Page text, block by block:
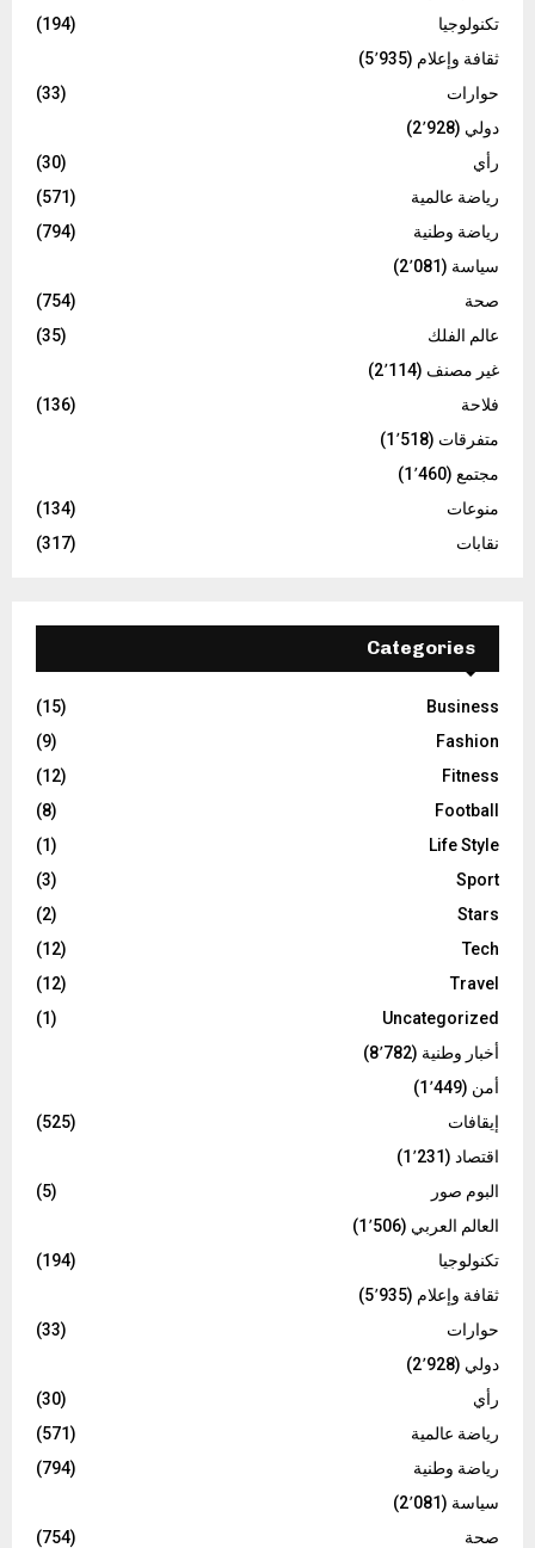
تكنولوجيا
(194)
ثقافة وإعلام (5٬935)
حوارات
(33)
دولي (2٬928)
رأي
(30)
رياضة عالمية
(571)
رياضة وطنية
(794)
سياسة (2٬081)
صحة
(754)
عالم الفلك
(35)
غير مصنف (2٬114)
فلاحة
(136)
متفرقات (1٬518)
مجتمع (1٬460)
منوعات
(134)
نقابات
(317)
Categories
Business
(15)
Fashion
(9)
Fitness
(12)
Football
(8)
Life Style
(1)
Sport
(3)
Stars
(2)
Tech
(12)
Travel
(12)
Uncategorized
(1)
أخبار وطنية (8٬782)
أمن (1٬449)
إيقافات
(525)
اقتصاد (1٬231)
البوم صور
(5)
العالم العربي (1٬506)
تكنولوجيا
(194)
ثقافة وإعلام (5٬935)
حوارات
(33)
دولي (2٬928)
رأي
(30)
رياضة عالمية
(571)
رياضة وطنية
(794)
سياسة (2٬081)
صحة
(754)